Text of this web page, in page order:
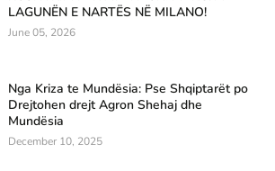
LAGUNËN E NARTËS NË MILANO!
June 05, 2026
Nga Kriza te Mundësia: Pse Shqiptarët po
Drejtohen drejt Agron Shehaj dhe
Mundësia
December 10, 2025